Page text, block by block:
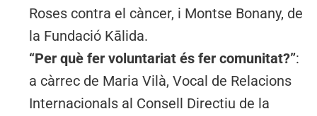
Roses contra el càncer, i Montse Bonany, de
la Fundació Kālida.
“Per què fer voluntariat és fer comunitat?”:
a càrrec de Maria Vilà, Vocal de Relacions
Internacionals al Consell Directiu de la